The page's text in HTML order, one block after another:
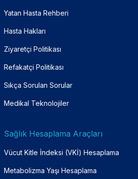
Yatan Hasta Rehberi
Hasta Hakları
Ziyaretçi Politikası
Refakatçi Politikası
Sıkça Sorulan Sorular
Medikal Teknolojiler
Sağlık Hesaplama Araçları
Vücut Kitle İndeksi (VKİ) Hesaplama
Metabolizma Yaşı Hesaplama